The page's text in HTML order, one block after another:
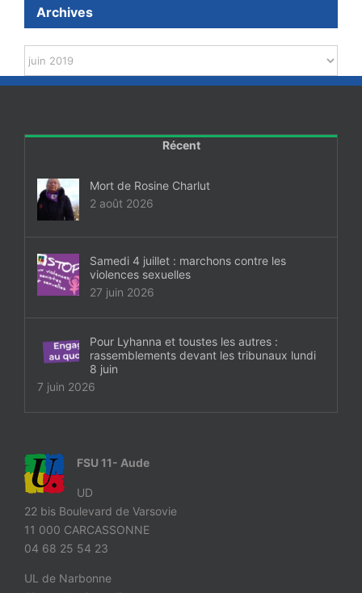
Archives
Archives
Récent
Mort de Rosine Charlut
2 août 2026
Samedi 4 juillet : marchons contre les
violences sexuelles
27 juin 2026
Pour Lyhanna et toustes les autres :
rassemblements devant les tribunaux lundi
8 juin
7 juin 2026
FSU 11- Aude
UD
22 bis Boulevard de Varsovie
11 000 CARCASSONNE
04 68 25 54 23
UL de Narbonne